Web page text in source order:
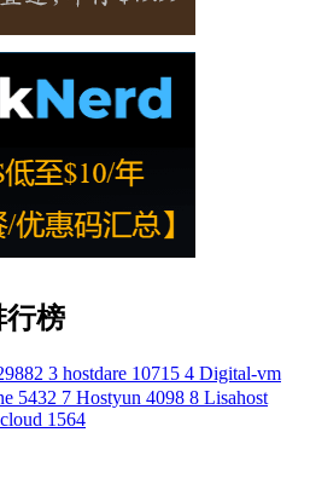
行榜
3 hostdare 10715 4 Digital-vm
5432 7 Hostyun 4098 8 Lisahost
1564